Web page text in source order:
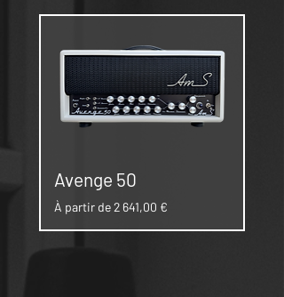
Avenge 50
À partir de2 641,00 €
Prix promotionnel